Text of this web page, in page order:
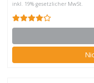
inkl. 19% gesetzlicher MwSt.